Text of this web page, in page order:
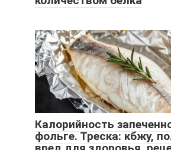
Калорийность
фольге. Треска: кбжу,